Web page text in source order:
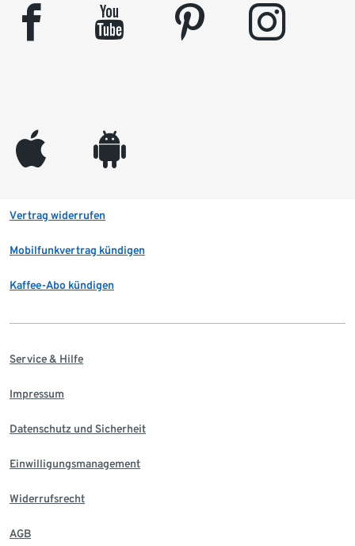
facebook youtube pinterest instagram
appleinc android
Vertrag widerrufen
Mobilfunkvertrag kündigen
Kaffee-Abo kündigen
Service & Hilfe
Impressum
Datenschutz und Sicherheit
Einwilligungsmanagement
Widerrufsrecht
AGB